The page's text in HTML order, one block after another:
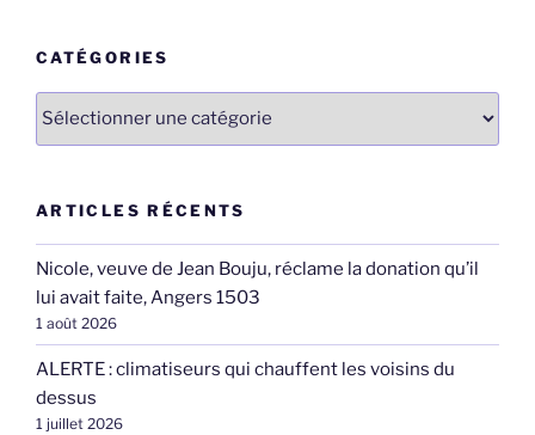
CATÉGORIES
Catégories
ARTICLES RÉCENTS
Nicole, veuve de Jean Bouju, réclame la donation qu’il
lui avait faite, Angers 1503
1 août 2026
ALERTE : climatiseurs qui chauffent les voisins du
dessus
1 juillet 2026